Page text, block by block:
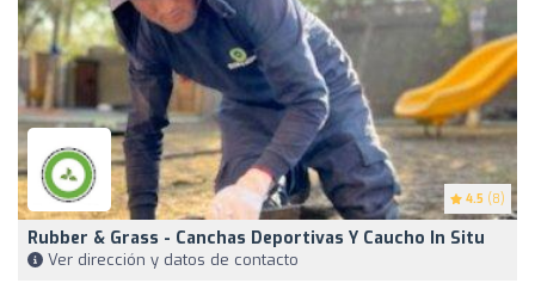
4.5 (8)
Rubber & Grass - Canchas Deportivas Y Caucho In Situ
Ver dirección y datos de contacto